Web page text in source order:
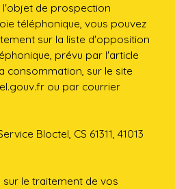
l'objet de prospection
téléphonique, vous pouvez
sur la liste d'opposition
prévu par l'article
consommation, sur le site
ou par courrier
Bloctel, CS 61311, 41013
sur le traitement de vos